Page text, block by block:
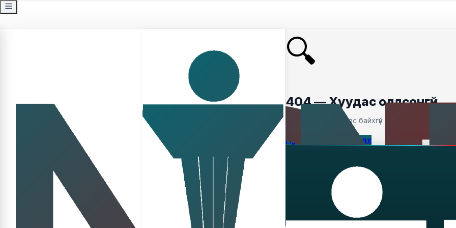
🔍
404 — Хуудас олдсонгүй
Таны хайсан хуудас байхгүй байна.
Нүүр хуудас руу буцах